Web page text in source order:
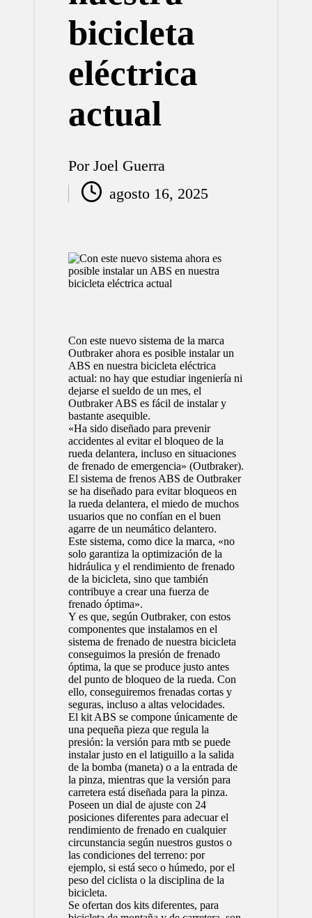
bicicleta
eléctrica
actual
Publicado
por
Por Joel Guerra
agosto 16, 2025
Con este nuevo sistema de la marca
Outbraker ahora es posible instalar un
ABS en nuestra bicicleta eléctrica
actual: no hay que estudiar ingeniería ni
dejarse el sueldo de un mes, el
Outbraker ABS es fácil de instalar y
bastante asequible.
«Ha sido diseñado para prevenir
accidentes al evitar el bloqueo de la
rueda delantera, incluso en situaciones
de frenado de emergencia» (Outbraker).
El sistema de frenos ABS de Outbraker
se ha diseñado para evitar bloqueos en
la rueda delantera, el miedo de muchos
usuarios que no confían en el buen
agarre de un neumático delantero.
Este sistema, como dice la marca, «no
solo garantiza la optimización de la
hidráulica y el rendimiento de frenado
de la bicicleta, sino que también
contribuye a crear una fuerza de
frenado óptima».
Y es que, según Outbraker, con estos
componentes que instalamos en el
sistema de frenado de nuestra bicicleta
conseguimos la presión de frenado
óptima, la que se produce justo antes
del punto de bloqueo de la rueda. Con
ello, conseguiremos frenadas cortas y
seguras, incluso a altas velocidades.
El kit ABS se compone únicamente de
una pequeña pieza que regula la
presión: la versión para mtb se puede
instalar justo en el latiguillo a la salida
de la bomba (maneta) o a la entrada de
la pinza, mientras que la versión para
carretera está diseñada para la pinza.
Poseen un dial de ajuste con 24
posiciones diferentes para adecuar el
rendimiento de frenado en cualquier
circunstancia según nuestros gustos o
las condiciones del terreno: por
ejemplo, si está seco o húmedo, por el
peso del ciclista o la disciplina de la
bicicleta.
Se ofertan dos kits diferentes, para